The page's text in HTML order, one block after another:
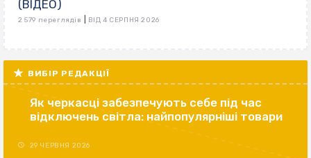
(ВІДЕО)
2 579 переглядів ВІД 4 СЕРПНЯ 2026
ВИБІР РЕДАКЦІЇ
Як черкасці забезпечують себе під час
відключень світла: найпопулярніші товари
29 ЧЕРВНЯ 2026